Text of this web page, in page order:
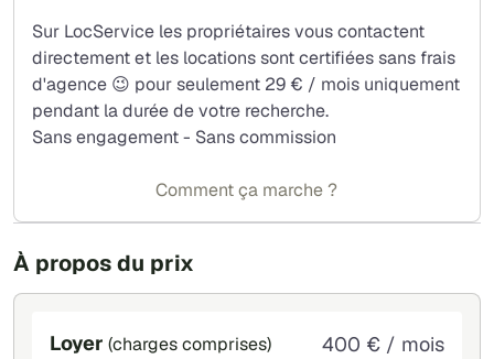
À propos du prix
Loyer (charges comprises) 400 € / mois
Sur LocService les propriétaires vous contactent
directement et les locations sont certifiées sans frais
d'agence 😉 pour seulement 29 € / mois uniquement
pendant la durée de votre recherche.
Sans engagement - Sans commission
Comment ça marche ?